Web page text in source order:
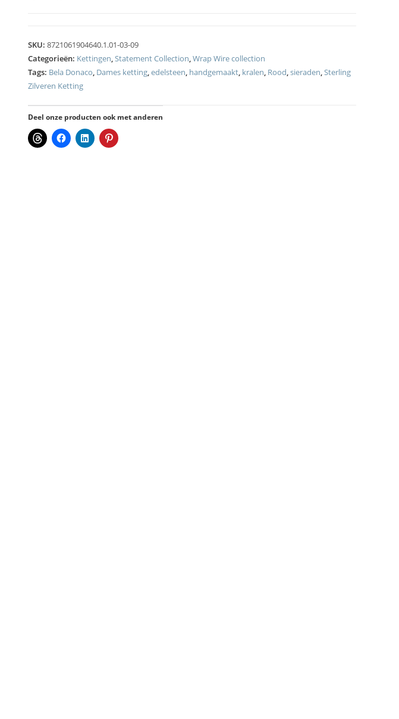
SKU: 8721061904640.1.01-03-09
Categorieën: Kettingen,Statement Collection,Wrap Wire collection
Tags: Bela Donaco, Dames ketting,edelsteen, handgemaakt, kralen, Rood,sieraden,Sterling
Zilveren Ketting
Deel onze producten ook met anderen